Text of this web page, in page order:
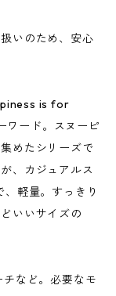
いのため、安心
is for
ワード。スヌーピ
めたシリーズで
、カジュアルス
軽量。すっきり
いいサイズの
など。必要なモ